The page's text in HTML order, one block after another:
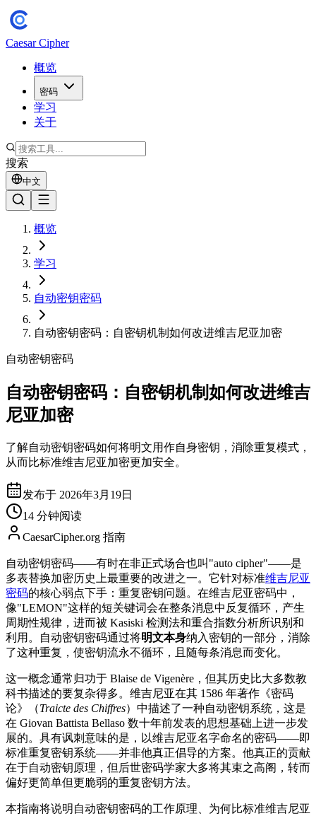
Caesar Cipher
概览
密码
学习
关于
搜索
中文
概览
学习
自动密钥密码
自动密钥密码：自密钥机制如何改进维吉尼亚加密
自动密钥密码
自动密钥密码：自密钥机制如何改进维吉
尼亚加密
了解自动密钥密码如何将明文用作自身密钥，消除重复模式，
从而比标准维吉尼亚加密更加安全。
发布于 2026年3月19日
14 分钟阅读
CaesarCipher.org 指南
自动密钥密码——有时在非正式场合也叫"auto cipher"——是
多表替换加密历史上最重要的改进之一。它针对标准维吉尼亚
密码的核心弱点下手：重复密钥问题。在维吉尼亚密码中，
像"LEMON"这样的短关键词会在整条消息中反复循环，产生
周期性规律，进而被 Kasiski 检测法和重合指数分析所识别和
利用。自动密钥密码通过将明文本身纳入密钥的一部分，消除
了这种重复，使密钥流永不循环，且随每条消息而变化。
这一概念通常归功于 Blaise de Vigenère，但其历史比大多数教
科书描述的要复杂得多。维吉尼亚在其 1586 年著作《密码
论》（Traicte des Chiffres）中描述了一种自动密钥系统，这是
在 Giovan Battista Bellaso 数十年前发表的思想基础上进一步发
展的。具有讽刺意味的是，以维吉尼亚名字命名的密码——即
标准重复密钥系统——并非他真正倡导的方案。他真正的贡献
在于自动密钥原理，但后世密码学家大多将其束之高阁，转而
偏好更简单但更脆弱的重复密钥方法。
本指南将说明自动密钥密码的工作原理、为何比标准维吉尼亚